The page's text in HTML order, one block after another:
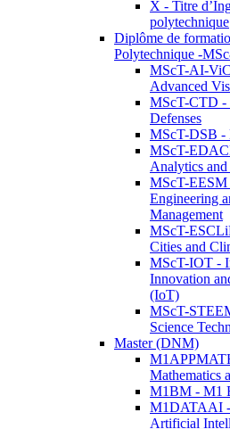
X - Titre
polytechnique
Diplôme de
Polytechnique -
MScT-AI-
Advanced
MScT-CTD -
Defenses
MScT-DSB -
MScT-
Analytics
MScT-EESM
Engineering
Management
MScT-
Cities and
MScT-IOT -
Innovation
(IoT)
MScT-
Science
Master (DNM)
Mathematics
M1BM - M1
M1DATAAI -
Artificial